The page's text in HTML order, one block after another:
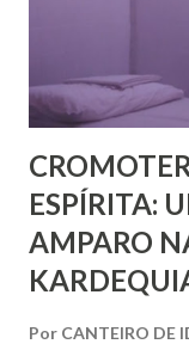
e amoroso, não era
ESPÍRITA:
AMPARO
Por CANTEIRO DE